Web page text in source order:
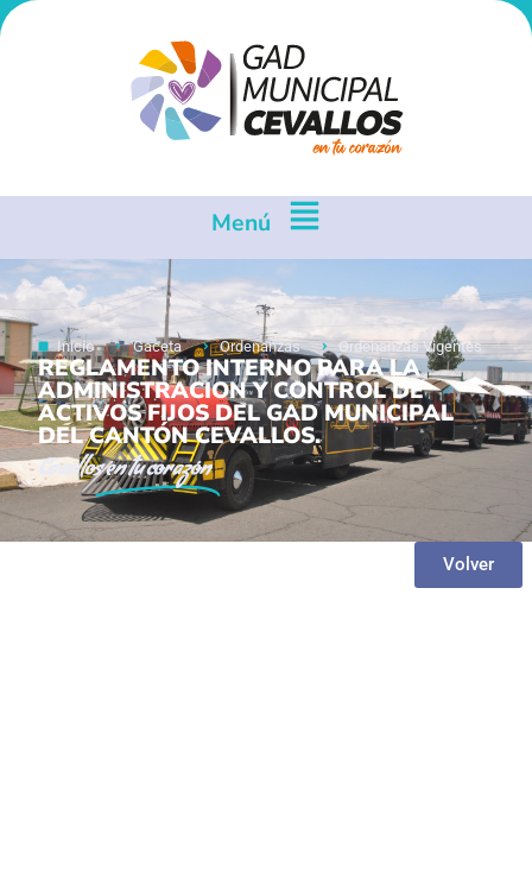
Menú
Inicio Gaceta Ordenanzas Ordenanzas Vigentes
REGLAMENTO INTERNO PARA LA
ADMINISTRACION Y CONTROL DE
ACTIVOS FIJOS DEL GAD MUNICIPAL
DEL CANTÓN CEVALLOS.
Cevallosen tu corazón
Volver